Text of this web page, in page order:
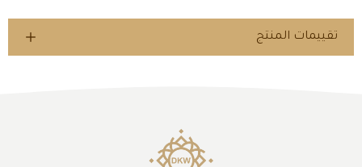
تقييمات المنتج